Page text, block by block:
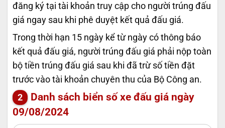
đăng ký tại tài khoản truy cập cho người trúng đấu
giá ngay sau khi phê duyệt kết quả đấu giá.
Trong thời hạn 15 ngày kể từ ngày có thông báo
kết quả đấu giá, người trúng đấu giá phải nộp toàn
bộ tiền trúng đấu giá sau khi đã trừ số tiền đặt
trước vào tài khoản chuyên thu của Bộ Công an.
Danh sách biển số xe đấu giá ngày
09/08/2024